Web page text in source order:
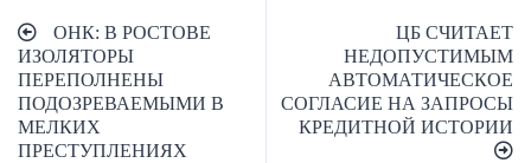
Навигация
по
записям
ОНК: В РОСТОВЕ
ИЗОЛЯТОРЫ
ПЕРЕПОЛНЕНЫ
ПОДОЗРЕВАЕМЫМИ В
МЕЛКИХ
ПРЕСТУПЛЕНИЯХ
ЦБ СЧИТАЕТ
НЕДОПУСТИМЫМ
АВТОМАТИЧЕСКОЕ
СОГЛАСИЕ НА ЗАПРОСЫ
КРЕДИТНОЙ ИСТОРИИ